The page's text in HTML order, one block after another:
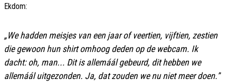
Ekdom:
„We hadden meisjes van een jaar of veertien, vijftien, zestien
die gewoon hun shirt omhoog deden op de webcam. Ik
dacht: oh, man... Dit is allemáál gebeurd, dit hebben we
allemáál uitgezonden. Ja, dat zouden we nu niet meer doen.”